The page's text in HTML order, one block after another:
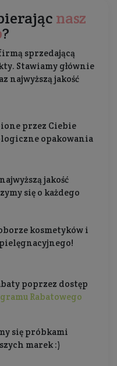
nasz
?
sprzedającą
Stawiamy głównie
najwyższą jakość
przez Ciebie
opakowania
jakość
się o każdego
kosmetyków i
poprzez dostęp
Rabatowego
się próbkami
marek :)